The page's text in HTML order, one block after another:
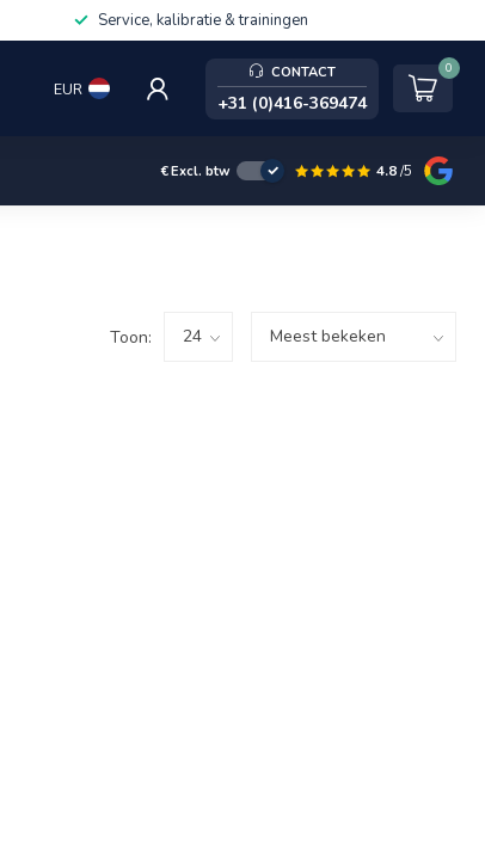
Service, kalibratie & trainingen
EUR
CONTACT
+31 (0)416-369474
0
€Excl. btw 4.8/5
Toon: